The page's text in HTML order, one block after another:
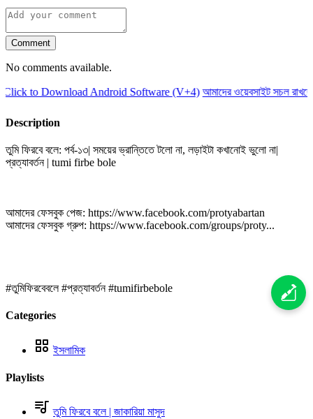
Comment
No comments available.
to Download Android Software (V+4) আমাদের ওয়েবসাইট সচল
Description
তুমি ফিরবে বলে: পর্ব-১৩| সময়ের ভ্রান্তিতে টলো না, লড়াইটা কখানোই ভুলো না|
প্রত্যাবর্তন | tumi firbe bole
আমাদের ফেসবুক পেজ: https://www.facebook.com/protyabartan
আমাদের ফেসবুক গ্রুপ: https://www.facebook.com/groups/proty...
#তুমিফিরবেবলে​​​​​​​ #প্রত্যাবর্তন​​​​​​​ #tumifirbebole
Categories
ইসলামিক
Playlists
তুমি ফিরবে বলে | জাকারিয়া মাসুদ